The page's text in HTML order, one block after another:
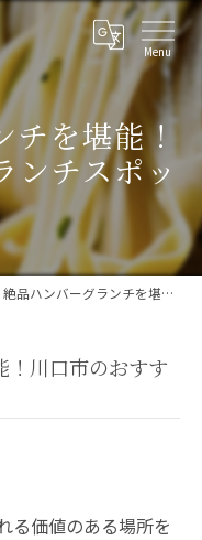
チを堪能！
ンチスポッ
絶品ハンバーグランチを堪能！川口市のおすすめランチスポット
！川口市のおすす
る価値のある場所を